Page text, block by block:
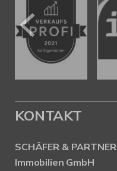
KONTAKT
SCHÄFER & PARTNER
Immobilien GmbH